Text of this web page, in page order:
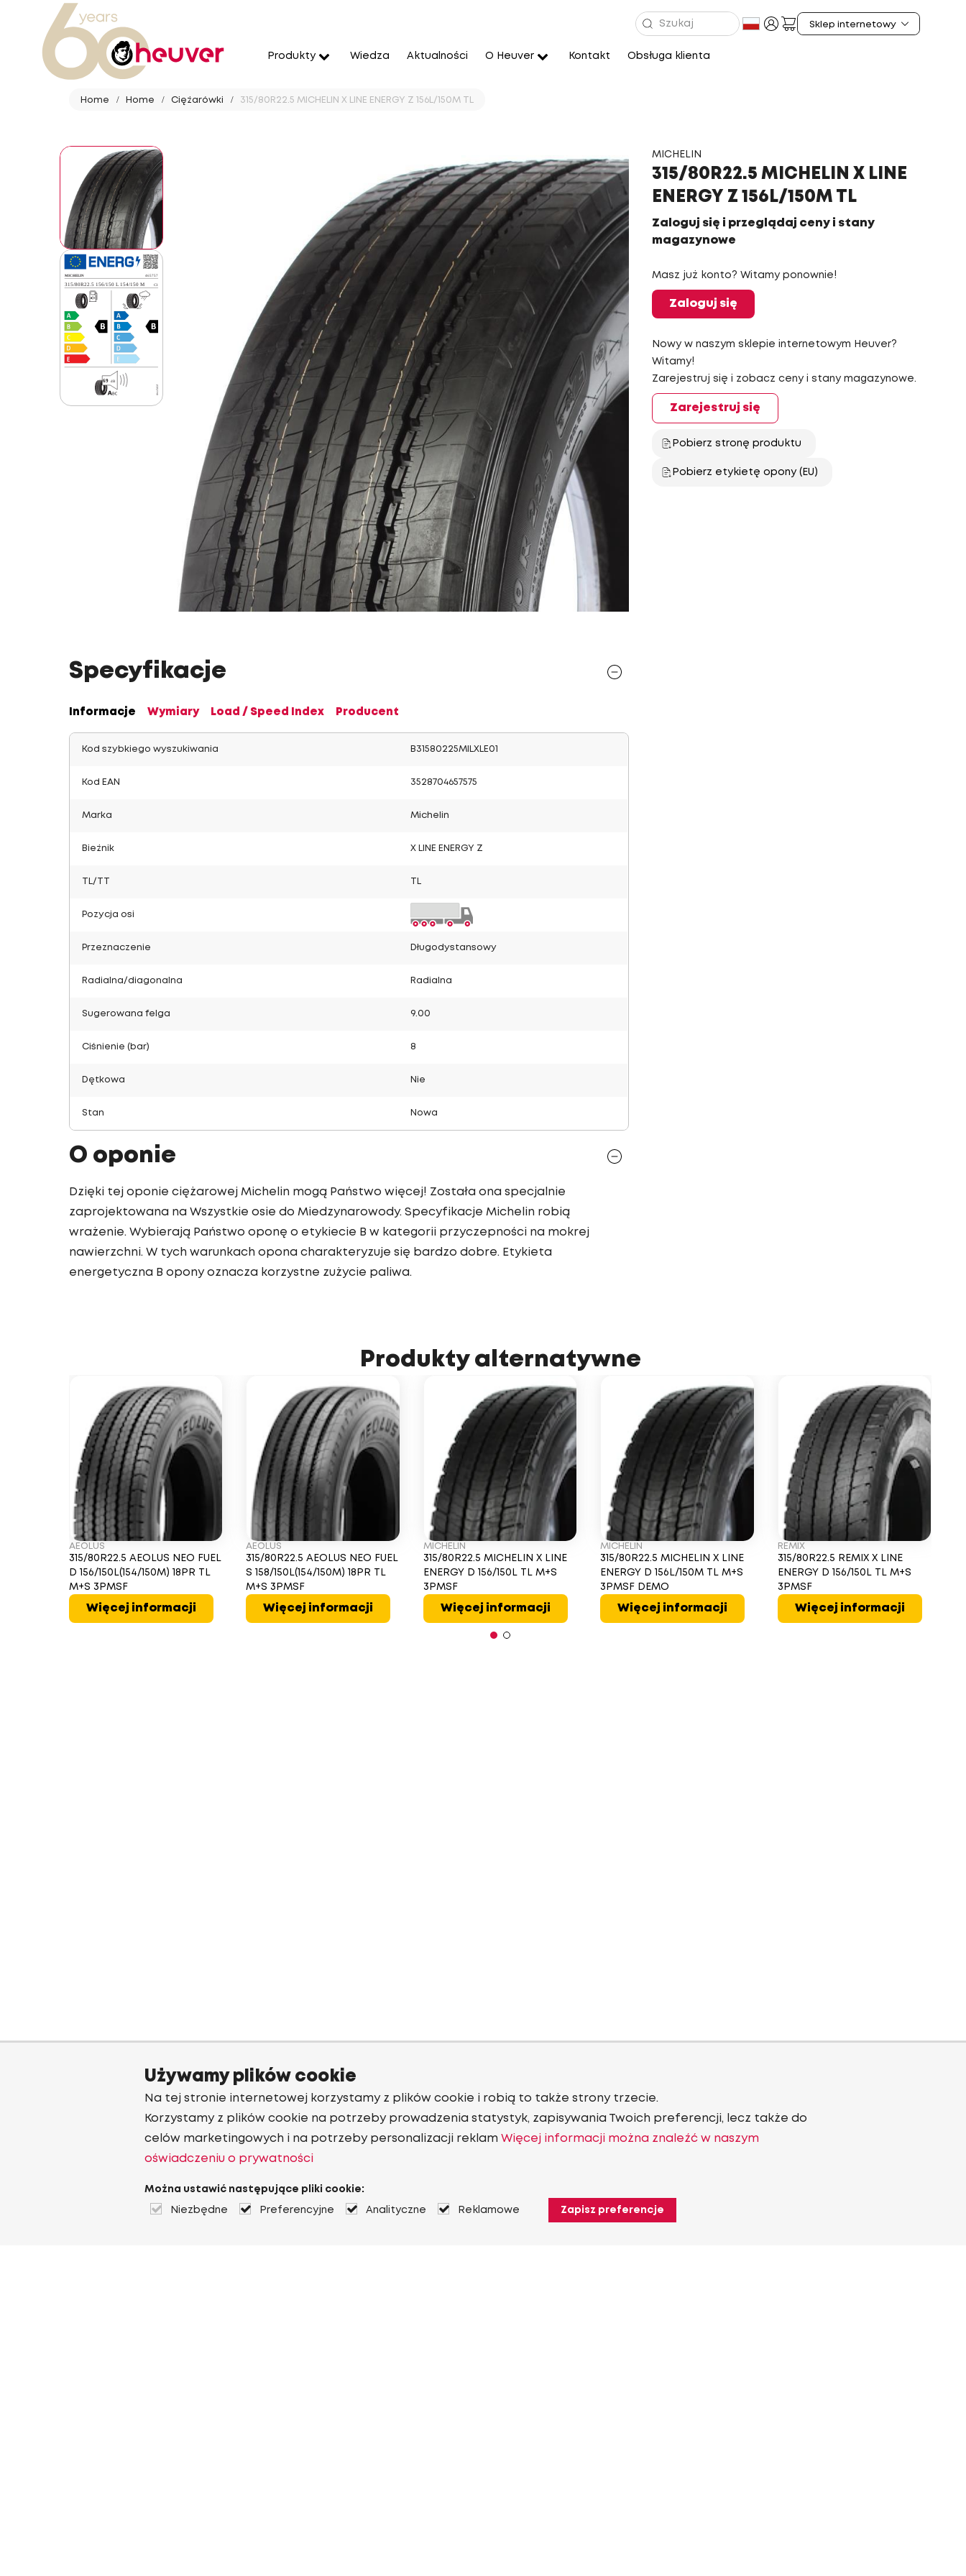
Produkty Wiedza Aktualności O Heuver Kontakt Obsługa klienta
Home Home Ciężarówki 315/80R22.5 MICHELIN X LINE ENERGY Z 156L/150M TL
MICHELIN
315/80R22.5 MICHELIN X LINE
ENERGY Z 156L/150M TL
Zaloguj się i przeglądaj ceny i stany
magazynowe
Masz już konto? Witamy ponownie!
Zaloguj się
Nowy w naszym sklepie internetowym Heuver?
Witamy!
Zarejestruj się i zobacz ceny i stany magazynowe.
Zarejestruj się
Pobierz stronę produktu
Pobierz etykietę opony (EU)
Specyfikacje
Informacje Wymiary Load / Speed Index Producent
Kod szybkiego wyszukiwania B31580225MILXLE01
Kod EAN 3528704657575
Marka Michelin
Bieżnik X LINE ENERGY Z
TL/TT
Pozycja osi
Przeznaczenie Długodystansowy
Radialna/diagonalna Radialna
Sugerowana felga 9.00
Ciśnienie (bar) 8
Dętkowa Nie
Stan Nowa
O oponie
Dzięki tej oponie ciężarowej Michelin mogą Państwo więcej! Została ona specjalnie
zaprojektowana na Wszystkie osie do Miedzynarowody. Specyfikacje Michelin robią
wrażenie. Wybierają Państwo oponę o etykiecie B w kategorii przyczepności na mokrej
nawierzchni. W tych warunkach opona charakteryzuje się bardzo dobre. Etykieta
energetyczna B opony oznacza korzystne zużycie paliwa.
Produkty alternatywne
AEOLUS
315/80R22.5 AEOLUS NEO FUEL
D 156/150L(154/150M) 18PR TL
M+S 3PMSF
Więcej informacji
AEOLUS
315/80R22.5 AEOLUS NEO FUEL
S 158/150L(154/150M) 18PR TL
M+S 3PMSF
Więcej informacji
MICHELIN
315/80R22.5 MICHELIN X LINE
ENERGY D 156/150L TL M+S
3PMSF
Więcej informacji
MICHELIN
315/80R22.5 MICHELIN X LINE
ENERGY D 156L/150M TL M+S
3PMSF DEMO
Więcej informacji
REMIX
315/80R22.5 REMIX X LINE
ENERGY D 156/150L TL M+S
3PMSF
Więcej informacji
Używamy plików cookie
Na tej stronie internetowej korzystamy z plików cookie i robią to także strony trzecie.
Korzystamy z plików cookie na potrzeby prowadzenia statystyk, zapisywania Twoich preferencji, lecz także do
celów marketingowych i na potrzeby personalizacji reklam Więcej informacji można znaleźć w naszym
oświadczeniu o prywatności
Można ustawić następujące pliki cookie:
Niezbędne Preferencyjne Analityczne Reklamowe Zapisz preferencje